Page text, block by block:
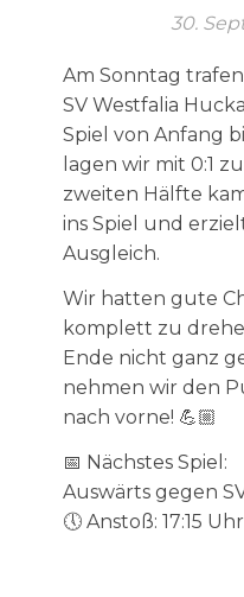
30.
Am Sonntag
SV Westfalia
Spiel von Anfang
lagen wir mit 0:1
zweiten Hälfte
ins Spiel und
Ausgleich.
Wir hatten gute
komplett zu
Ende nicht ganz
nehmen wir den
nach vorne! 💪🏼
📅 Nächstes Spiel:
Auswärts gegen
🕔 Anstoß: 17:15 Uhr